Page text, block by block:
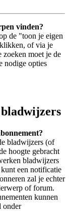
vinden?
de "toon je eigen
of via je
moet je de
nodige opties
bladwijzers (of
hoogte gebracht
bladwijzers
een notificatie
zal je echter
of forum.
kunnen
onder